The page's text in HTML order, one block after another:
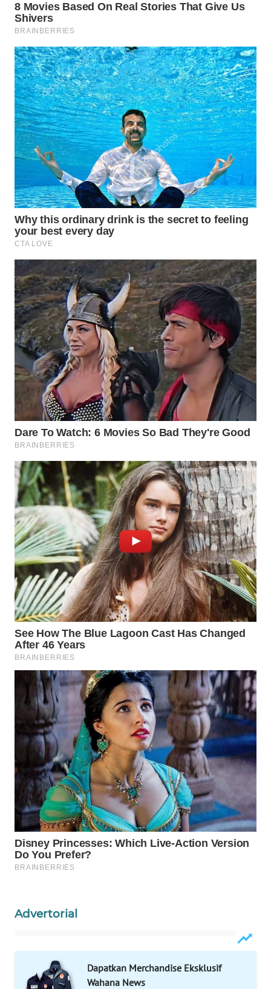
Advertorial
Dapatkan Merchandise Eksklusif
Wahana News
WAHANA
TV
WAHANANEWS
ID
WAHANANEWS
CO ID
WAHANANEWS
NET
WAHANA
SPORT
WAHANA
UMKM
WAHANA
SELEB
WAHANA
PERSONA
WAHANA
OTOMOTIF
HEALTH
WAHANA
DESA
WISATA
LAPAK
WAHANA
Wahana
Network
KONSUMEN
LISTRIK
MASYARAKAT
KELISTRIKAN
WALINKI
ID
MAWAKA
ID
MARTABAT
NET
PLN
WATCH
LPKKI
KOPEKLIN